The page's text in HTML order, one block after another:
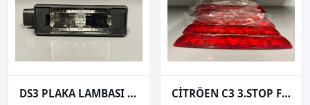
DS3 PLAKA LAMBASI ORJİNAL 9661480980 CİTRÖEN C3 3.STOP FREN LAMBASI ORJİNAL 9683116580